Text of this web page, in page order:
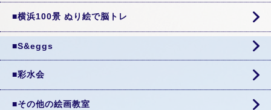
■横浜100景 ぬり絵で脳トレ
■S&eggs
■彩水会
■その他の絵画教室